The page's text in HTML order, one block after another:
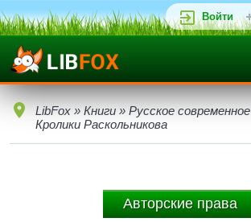
Войти
LibFox » Книги » Русское современное
Кролики Раскольникова
Авторские права